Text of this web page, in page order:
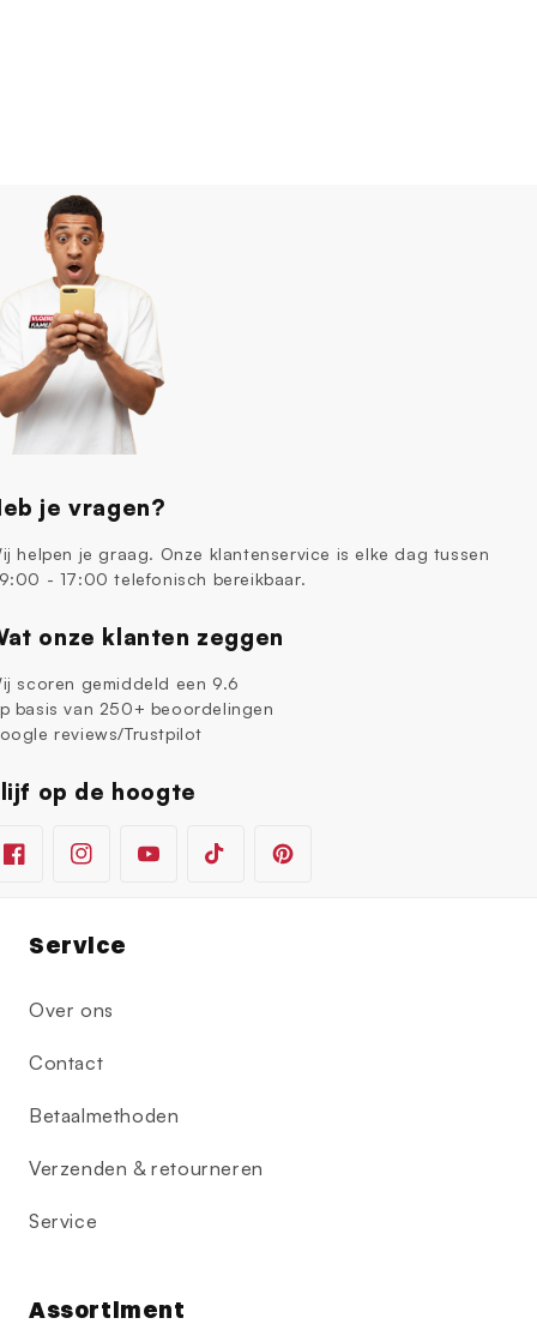
je vragen?
helpen je graag. Onze klantenservice is elke dag tussen
- 17:00 telefonisch bereikbaar.
onze klanten zeggen
scoren gemiddeld een 9.6
basis van 250+ beoordelingen
reviews/Trustpilot
op de hoogte
FacebookInstagramYouTubeTikTok Pinterest
Service
Over ons
Contact
Betaalmethoden
Verzenden & retourneren
Service
Assortiment